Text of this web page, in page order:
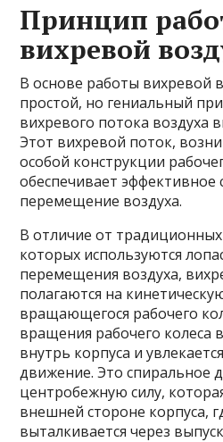
Принцип
вихревой
В основе работы вихревой
простой, но гениальный
вихревого потока воздуха
Этот вихревой поток,
особой конструкции
обеспечивает эффективное
перемещение воздуха.
В отличие от
которых используются
перемещения воздуха,
полагаются на
вращающегося рабочего
вращения рабочего колеса
внутрь корпуса и
движение. Это спиральное
центробежную силу,
внешней стороне корпуса,
выталкивается через